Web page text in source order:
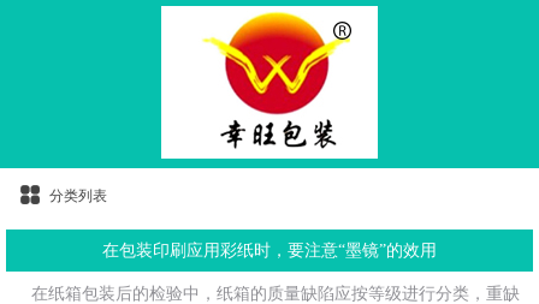
分类列表
在包装印刷应用彩纸时，要注意“墨镜”的效用
在纸箱包装后的检验中，纸箱的质量缺陷应按等级进行分类，重缺